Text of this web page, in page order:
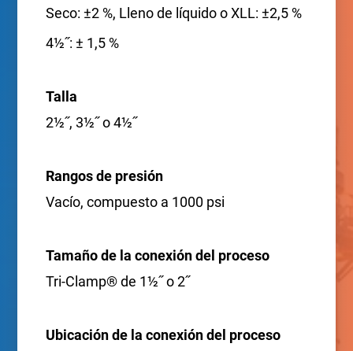
Seco: ±2 %, Lleno de líquido o XLL: ±2,5 %
4½˝: ± 1,5 %
Talla
2½˝, 3½˝ o 4½˝
Rangos de presión
Vacío, compuesto a 1000 psi
Tamaño de la conexión del proceso
Tri-Clamp® de 1½˝ o 2˝
Ubicación de la conexión del proceso